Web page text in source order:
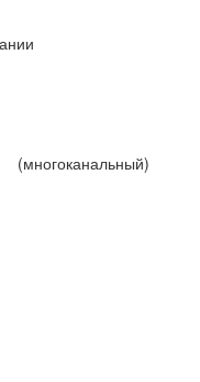
(многоканальный)